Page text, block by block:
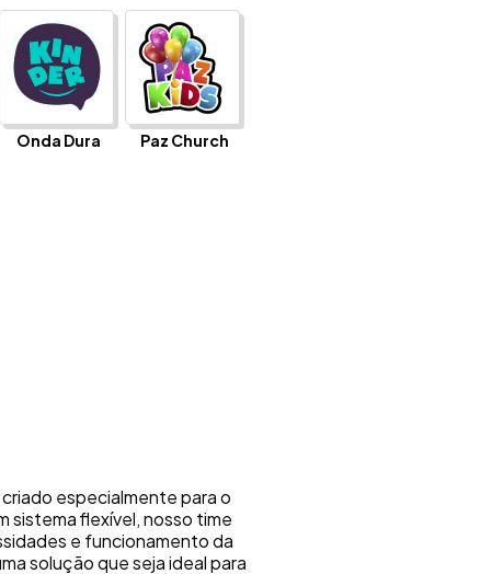
Onda Dura Paz Church
especialmente para o
sistema flexível, nosso time
e funcionamento da
solução que seja ideal para